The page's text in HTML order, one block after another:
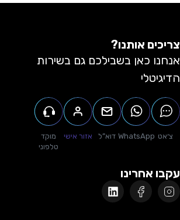
צריכים אותנו?
אנחנו כאן בשבילכם גם בשירות
הדיגיטלי
צ׳אט WhatsApp דוא”ל אזור אישי
מוקד
טלפוני
עקבו אחרינו